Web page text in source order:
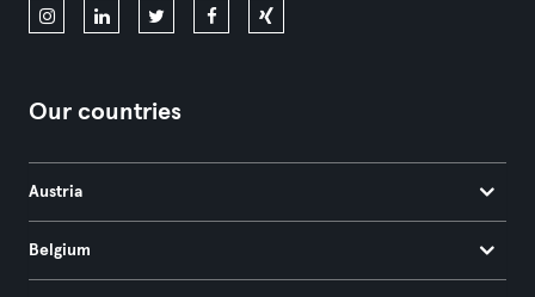
Our countries
Austria
Belgium